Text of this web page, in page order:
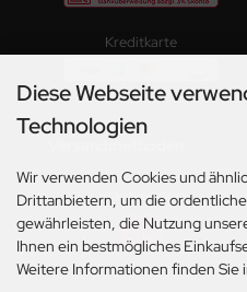
Kreditkarte
Versandmethoden
Paketversand
Diese Webseite
Technologien
Wir verwenden Cookies und
Drittanbietern, um die
gewährleisten, die Nutzung
Ihnen ein bestmögliches
Weitere Informationen finden Sie